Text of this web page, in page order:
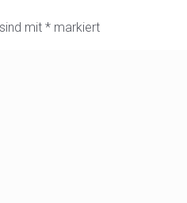
mit * markiert